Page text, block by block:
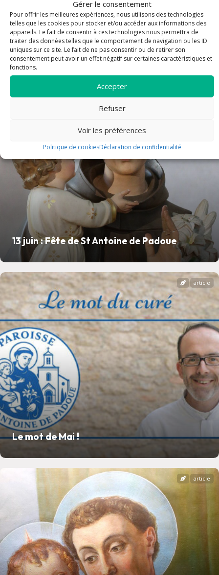
Gérer le consentement
Pour offrir les meilleures expériences, nous utilisons des technologies
telles que les cookies pour stocker et/ou accéder aux informations des
appareils. Le fait de consentir à ces technologies nous permettra de
traiter des données telles que le comportement de navigation ou les ID
uniques sur ce site. Le fait de ne pas consentir ou de retirer son
consentement peut avoir un effet négatif sur certaines caractéristiques et
fonctions.
Accepter
Refuser
Voir les préférences
Politique de cookiesDéclaration de confidentialité
Mot de Juillet et Août !
13 juin : Fête de St Antoine de Padoue
Le mot de Mai !
article
article